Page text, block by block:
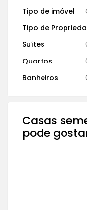
Tipo de imóvel
Tipo de
Suítes
Quartos
Banheiros
Casas
pode